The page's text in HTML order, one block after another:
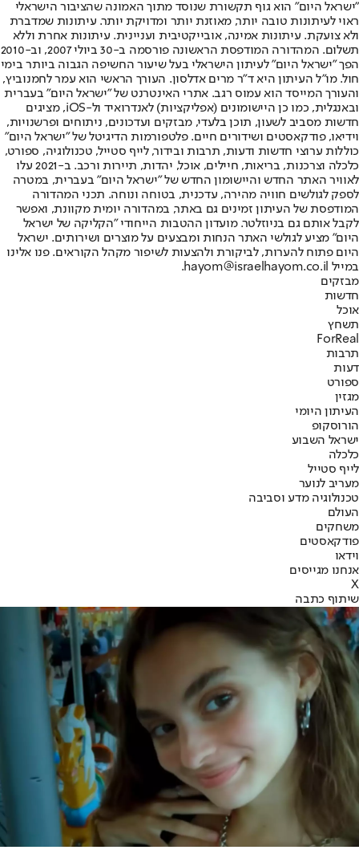
"ישראל היום" הוא גוף תקשורת שנוסד מתוך האמונה שהציבור הישראלי
ראוי לעיתונות טובה יותר, מאוזנת יותר ומדויקת יותר. עיתונות שמדברת
ולא צועקת. עיתונות אמינה, אובייקטיבית ועניינית. עיתונות אחרת וללא
תשלום. המהדורה המודפסת הראשונה פורסמה ב-30 ביולי 2007, וב-2010
הפך "ישראל היום" לעיתון הישראלי בעל שיעור החשיפה הגבוה ביותר בימי
חול. מו"ל העיתון היא ד"ר מרים אדלסון. העורך הראשי הוא עמר לחמנוביץ,
והעורך המייסד הוא עמוס רגב. אתרי האינטרנט של "ישראל היום" בעברית
ובאנגלית, כמו כן היישומונים (אפליקציות) לאנדרואיד ול-iOS, מציגים
חדשות מסביב לשעון, תוכן בלעדי, מבזקים ועדכונים, ניתוחים ופרשנויות,
וידיאו, פודקאסטים ושידורים חיים. פלטפורמות הדיגיטל של "ישראל היום"
כוללות ערוצי חדשות ודעות, תרבות ובידור, לייף סטייל, טכנולוגיה, ספורט,
כלכלה וצרכנות, בריאות, חיילים, אוכל, יהדות, תיירות ורכב. ב-2021 עלו
לאוויר האתר החדש והיישומון החדש של "ישראל היום" בעברית, במטרה
לספק לגולשים חוויה מהירה, עדכנית, בטוחה ונוחה. תכני המהדורה
המודפסת של העיתון זמינים גם באתר, במהדורה יומית מקוונת, ואפשר
לקבל אותם גם בניוזלטר. מועדון ההטבות הייחודי "הקליקה של ישראל
היום" מציע לגולשי האתר הנחות ומבצעים על מוצרים ושירותים. ישראל
היום פתוח להערות, לביקורת ולהצעות לשיפור מקהל הקוראים. פנו אלינו
במייל hayom@israelhayom.co.il.
מבזקים
חדשות
אוכל
תשחץ
ForReal
תרבות
דעות
ספורט
מגזין
העיתון היומי
הורוסקופ
ישראל השבוע
כלכלה
לייף סטייל
מעריב לנוער
טכנולוגיה מדע וסביבה
העולם
משחקים
פודקאסטים
וידאו
אנחנו מגייסים
X
שיתוף כתבה